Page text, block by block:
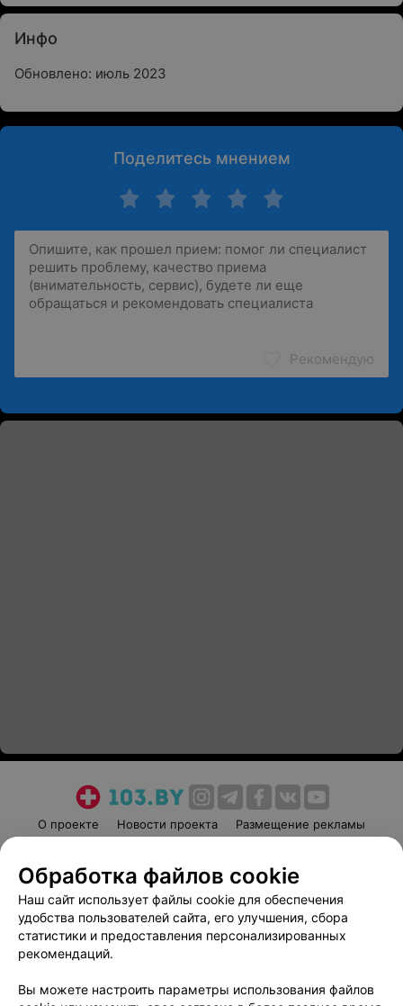
Инфо
Обновлено: июль 2023
Поделитесь мнением
Рекомендую
О проекте Новости проекта
Размещение рекламы
Пользовательское соглашение
Способы оплаты
Вакансии
Партнеры
Написать руководителю 103.by
Обработка персональных данных
Обработка файлов cookie
Наш сайт использует файлы cookie для обеспечения
удобства пользователей сайта, его улучшения, сбора
статистики и предоставления персонализированных
рекомендаций.
Вы можете настроить параметры использования файлов